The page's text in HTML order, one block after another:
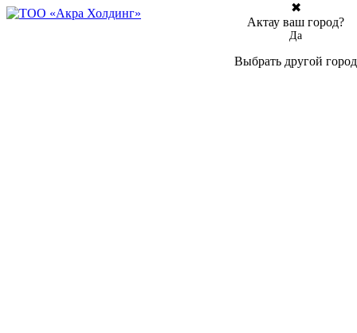
✖
Актау ваш город?
Да
Выбрать другой город